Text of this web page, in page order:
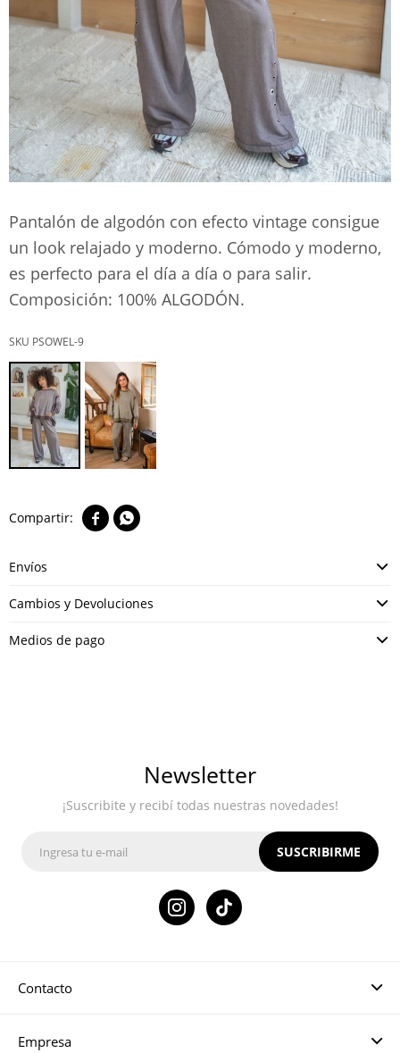
Pantalón de algodón con efecto vintage consigue
un look relajado y moderno. Cómodo y moderno,
es perfecto para el día a día o para salir.
Composición: 100% ALGODÓN.
PSOWEL-9
 
Envíos
Cambios y Devoluciones
Medios de pago
Contacto
Empresa
Newsletter
¡Suscribite y recibí todas nuestras novedades!
SUSCRIBIRME
